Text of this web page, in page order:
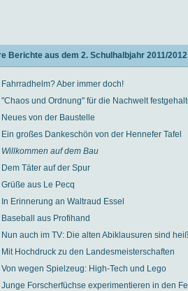
Berichte aus dem 2. Schulhalbjahr 2011/2012
Fahrradhelm? Aber immer doch!
"Chaos und Ordnung" für die Nachwelt
Neues von der Baustelle
Ein großes Dankeschön von der Hennefer Tafel
Willkommen auf dem Bau
Dem Täter auf der Spur
Grüße aus Le Pecq
In Erinnerung an Waltraud Essel
Baseball aus Profihand
Nun auch im TV: Die alten Abiklausuren sind
Mit Hochdruck zu den Landesmeisterschaften
Von wegen Spielzeug: High-Tech und Lego
Junge Forscherfüchse experimentieren in den